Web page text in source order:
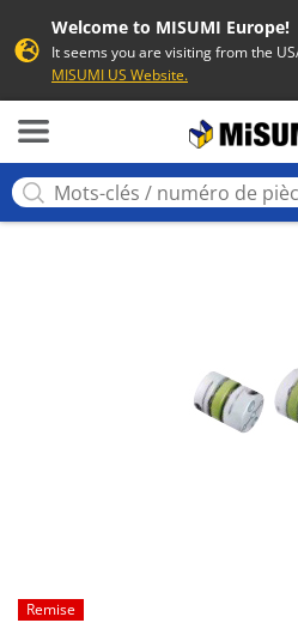
Welcome to MISUMI Europe!
It seems you are visiting from the
MISUMI US Website.
Remise